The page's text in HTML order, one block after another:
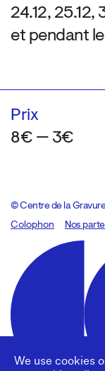
We use cookies
24.12, 25.12,
et pendant
Prix
8€ — 3€
© Centre de la
Colophon
Design:MarcelNos